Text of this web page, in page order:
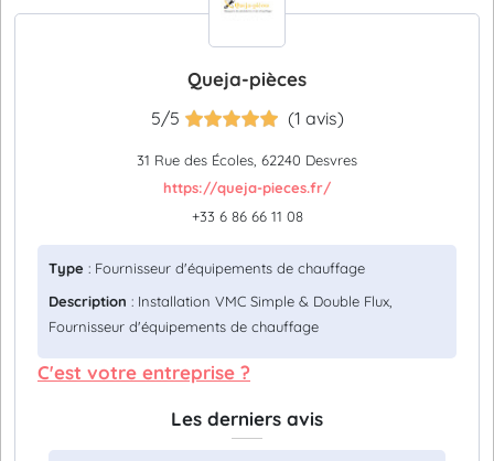
Queja-pièces
5/5 (1 avis)
31 Rue des Écoles, 62240 Desvres
https://queja-pieces.fr/
+33 6 86 66 11 08
Type : Fournisseur d'équipements de chauffage
Description : Installation VMC Simple & Double Flux,
Fournisseur d'équipements de chauffage
C'est votre entreprise ?
Les derniers avis